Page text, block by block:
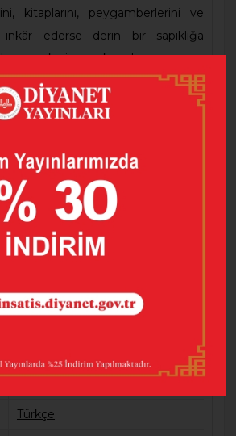
kitaplarını, peygamberlerini ve
ederse derin bir sapıklığa
iman konularına vurgu
İşleri Başkanlığı vatandaşların
ilgili oluşabilecek soru ve sorunlar
bilgiyi sunmak amacıyla “İnanç
olan bu eserde; İslam’da bilgi ve
ve İslam, İman ve İslam inanç
esasları ve şartları, İman-amel
ayrıntılı bir şekilde açıklanmıştır.
esasları bölümler halinde ayrıntılı
her bölüm altında konuyla ilgili
yer almaktadır.
Türkçe